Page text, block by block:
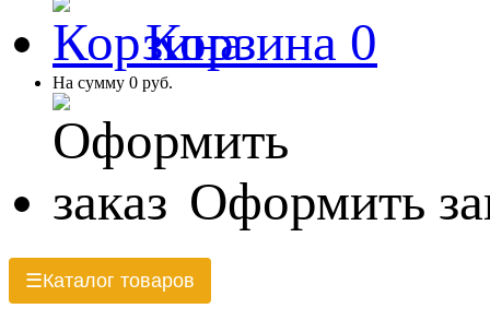
Корзина 0
На сумму 0 руб.
Оформить
☰Каталог товаров